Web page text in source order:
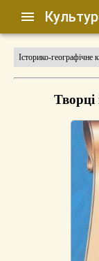
Історико-географічне
Творці